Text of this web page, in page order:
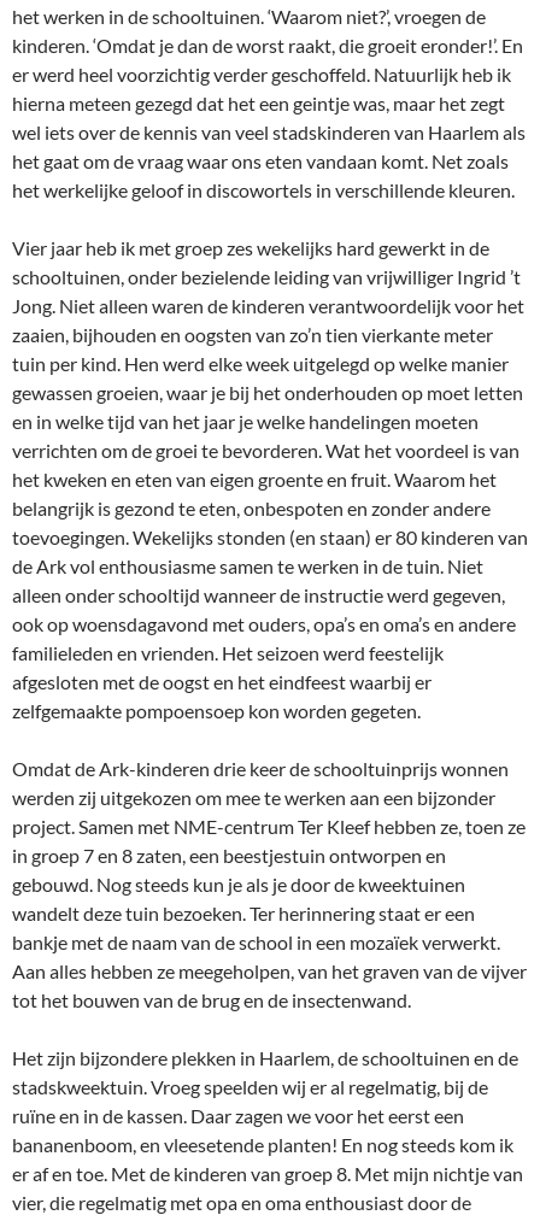
het werken in de schooltuinen. ‘Waarom niet?’, vroegen de
kinderen. ‘Omdat je dan de worst raakt, die groeit eronder!’. En
er werd heel voorzichtig verder geschoffeld. Natuurlijk heb ik
hierna meteen gezegd dat het een geintje was, maar het zegt
wel iets over de kennis van veel stadskinderen van Haarlem als
het gaat om de vraag waar ons eten vandaan komt. Net zoals
het werkelijke geloof in discowortels in verschillende kleuren.
Vier jaar heb ik met groep zes wekelijks hard gewerkt in de
schooltuinen, onder bezielende leiding van vrijwilliger Ingrid ’t
Jong. Niet alleen waren de kinderen verantwoordelijk voor het
zaaien, bijhouden en oogsten van zo’n tien vierkante meter
tuin per kind. Hen werd elke week uitgelegd op welke manier
gewassen groeien, waar je bij het onderhouden op moet letten
en in welke tijd van het jaar je welke handelingen moeten
verrichten om de groei te bevorderen. Wat het voordeel is van
het kweken en eten van eigen groente en fruit. Waarom het
belangrijk is gezond te eten, onbespoten en zonder andere
toevoegingen. Wekelijks stonden (en staan) er 80 kinderen van
de Ark vol enthousiasme samen te werken in de tuin. Niet
alleen onder schooltijd wanneer de instructie werd gegeven,
ook op woensdagavond met ouders, opa’s en oma’s en andere
familieleden en vrienden. Het seizoen werd feestelijk
afgesloten met de oogst en het eindfeest waarbij er
zelfgemaakte pompoensoep kon worden gegeten.
Omdat de Ark-kinderen drie keer de schooltuinprijs wonnen
werden zij uitgekozen om mee te werken aan een bijzonder
project. Samen met NME-centrum Ter Kleef hebben ze, toen ze
in groep 7 en 8 zaten, een beestjestuin ontworpen en
gebouwd. Nog steeds kun je als je door de kweektuinen
wandelt deze tuin bezoeken. Ter herinnering staat er een
bankje met de naam van de school in een mozaïek verwerkt.
Aan alles hebben ze meegeholpen, van het graven van de vijver
tot het bouwen van de brug en de insectenwand.
Het zijn bijzondere plekken in Haarlem, de schooltuinen en de
stadskweektuin. Vroeg speelden wij er al regelmatig, bij de
ruïne en in de kassen. Daar zagen we voor het eerst een
bananenboom, en vleesetende planten! En nog steeds kom ik
er af en toe. Met de kinderen van groep 8. Met mijn nichtje van
vier, die regelmatig met opa en oma enthousiast door de